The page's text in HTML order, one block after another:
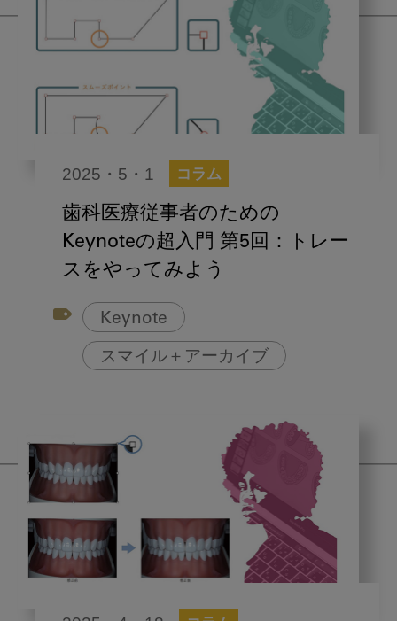
2025・5・1 コラム
歯科医療従事者のための
Keynoteの超入門 第5回：トレー
スをやってみよう
Keynote
スマイル＋アーカイブ